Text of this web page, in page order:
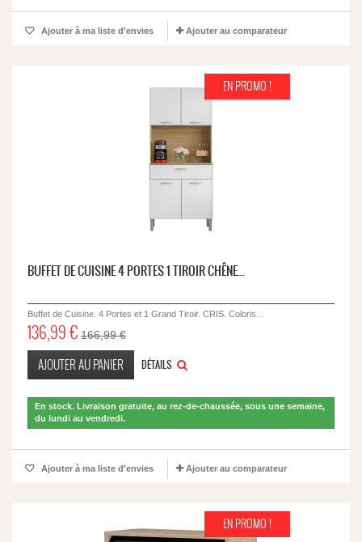
Ajouter à ma liste d'envies Ajouter au comparateur
EN PROMO !
BUFFET DE CUISINE 4 PORTES 1 TIROIR CHÊNE...
Buffet de Cuisine. 4 Portes et 1 Grand Tiroir. CRIS. Coloris...
136,99 € 166,99 €
AJOUTER AU PANIER DÉTAILS
En stock. Livraison gratuite, au rez-de-chaussée, sous une semaine,
du lundi au vendredi.
Ajouter à ma liste d'envies Ajouter au comparateur
EN PROMO !